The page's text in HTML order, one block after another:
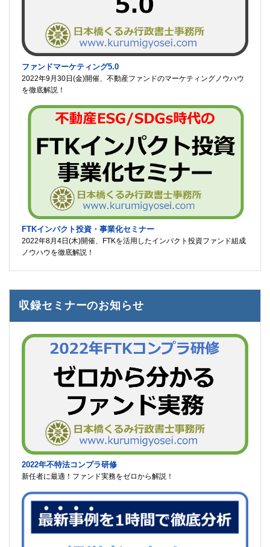
ファンドマーケティング5.0
2022年9月30日(金)開催、不動産ファンドのマーケティングノウハウ
を徹底解説！
FTKインパクト投資・事業化セミナー
2022年8月4日(木)開催、FTKを活用したインパクト投資ファンド組成
ノウハウを徹底解説！
収録セミナーのお知らせ
2022年不特法コンプラ研修
新任者に最適！ファンド実務をゼロから解説！